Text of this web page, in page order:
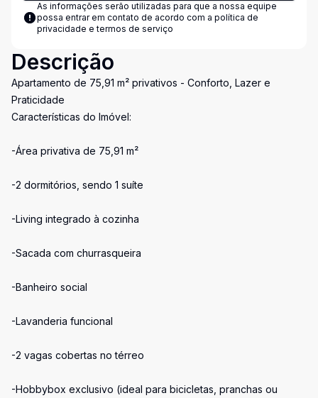
As informações serão utilizadas para que a nossa equipe
possa entrar em contato de acordo com a política de
privacidade e termos de serviço
Descrição
Apartamento de 75,91 m² privativos - Conforto, Lazer e
Praticidade
Características do Imóvel:
-Área privativa de 75,91 m²
-2 dormitórios, sendo 1 suíte
-Living integrado à cozinha
-Sacada com churrasqueira
-Banheiro social
-Lavanderia funcional
-2 vagas cobertas no térreo
-Hobbybox exclusivo (ideal para bicicletas, pranchas ou